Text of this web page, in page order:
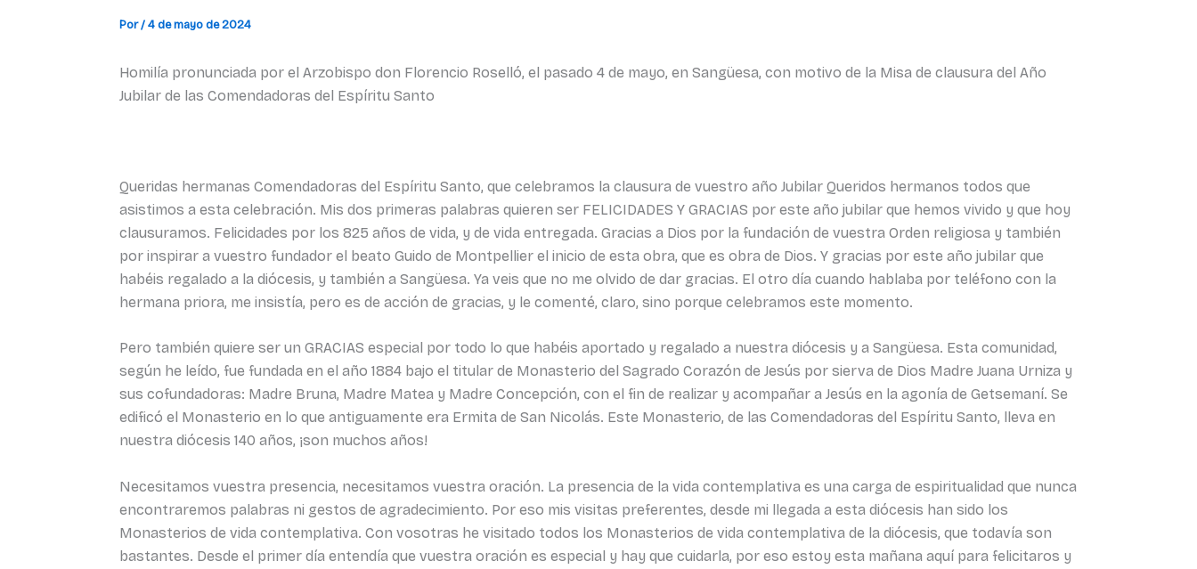
Por/4 de mayo de 2024
Homilía pronunciada por el Arzobispo don Florencio Roselló, el pasado 4 de mayo, en Sangüesa, con motivo de la Misa de clausura del Año
Jubilar de las Comendadoras del Espíritu Santo
Queridas hermanas Comendadoras del Espíritu Santo, que celebramos la clausura de vuestro año Jubilar Queridos hermanos todos que
asistimos a esta celebración. Mis dos primeras palabras quieren ser FELICIDADES Y GRACIAS por este año jubilar que hemos vivido y que hoy
clausuramos. Felicidades por los 825 años de vida, y de vida entregada. Gracias a Dios por la fundación de vuestra Orden religiosa y también
por inspirar a vuestro fundador el beato Guido de Montpellier el inicio de esta obra, que es obra de Dios. Y gracias por este año jubilar que
habéis regalado a la diócesis, y también a Sangüesa. Ya veis que no me olvido de dar gracias. El otro día cuando hablaba por teléfono con la
hermana priora, me insistía, pero es de acción de gracias, y le comenté, claro, sino porque celebramos este momento.
Pero también quiere ser un GRACIAS especial por todo lo que habéis aportado y regalado a nuestra diócesis y a Sangüesa. Esta comunidad,
según he leído, fue fundada en el año 1884 bajo el titular de Monasterio del Sagrado Corazón de Jesús por sierva de Dios Madre Juana Urniza y
sus cofundadoras: Madre Bruna, Madre Matea y Madre Concepción, con el fin de realizar y acompañar a Jesús en la agonía de Getsemaní. Se
edificó el Monasterio en lo que antiguamente era Ermita de San Nicolás. Este Monasterio, de las Comendadoras del Espíritu Santo, lleva en
nuestra diócesis 140 años, ¡son muchos años!
Necesitamos vuestra presencia, necesitamos vuestra oración. La presencia de la vida contemplativa es una carga de espiritualidad que nunca
encontraremos palabras ni gestos de agradecimiento. Por eso mis visitas preferentes, desde mi llegada a esta diócesis han sido los
Monasterios de vida contemplativa. Con vosotras he visitado todos los Monasterios de vida contemplativa de la diócesis, que todavía son
bastantes. Desde el primer día entendía que vuestra oración es especial y hay que cuidarla, por eso estoy esta mañana aquí para felicitaros y